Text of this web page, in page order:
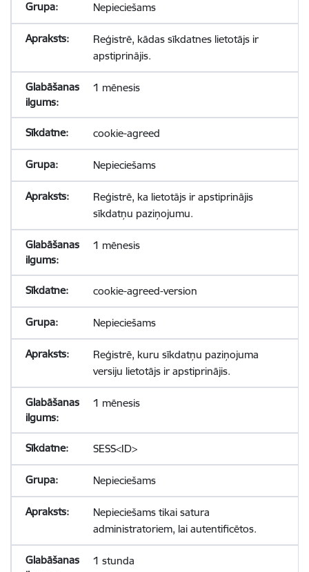
Nepieciešams
Reģistrē, kādas sīkdatnes lietotājs ir
apstiprinājis.
1 mēnesis
cookie-agreed
Nepieciešams
Reģistrē, ka lietotājs ir apstiprinājis
sīkdatņu paziņojumu.
1 mēnesis
cookie-agreed-version
Nepieciešams
Reģistrē, kuru sīkdatņu paziņojuma
versiju lietotājs ir apstiprinājis.
1 mēnesis
SESS<ID>
Nepieciešams
Nepieciešams tikai satura
administratoriem, lai autentificētos.
1 stunda